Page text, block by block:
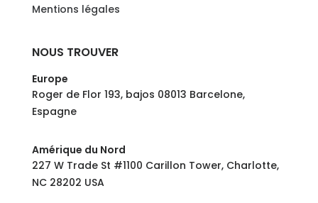
Mentions légales
NOUS TROUVER
Europe
Roger de Flor 193, bajos 08013 Barcelone,
Espagne
Amérique du Nord
227 W Trade St #1100 Carillon Tower, Charlotte,
NC 28202 USA